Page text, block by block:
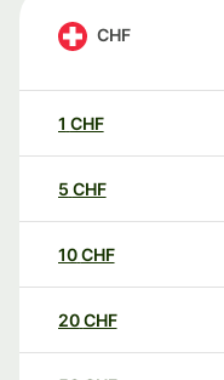
CHF
1 CHF
5 CHF
10CHF
20CHF